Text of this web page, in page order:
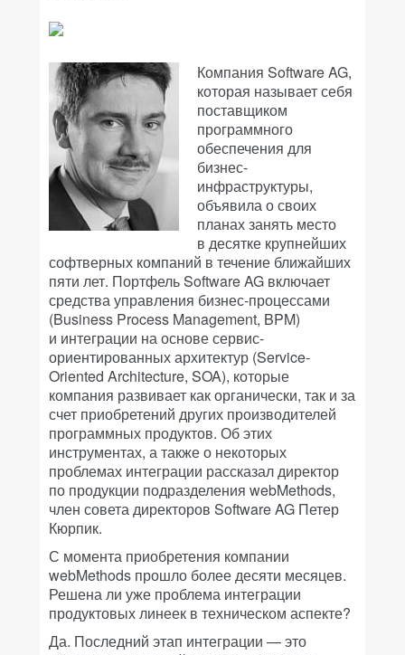
Компания Software AG,
которая называет себя
поставщиком
программного
обеспечения для
бизнес-
инфраструктуры,
объявила о своих
планах занять место
в десятке крупнейших
софтверных компаний в течение ближайших
пяти лет. Портфель Software AG включает
средства управления бизнес-процессами
(Business Process Management, BPM)
и интеграции на основе сервис-
ориентированных архитектур (Service-
Oriented Architecture, SOA), которые
компания развивает как органически, так и за
счет приобретений других производителей
программных продуктов. Об этих
инструментах, а также о некоторых
проблемах интеграции рассказал директор
по продукции подразделения webMethods,
член совета директоров Software AG Петер
Кюрпик.
С момента приобретения компании
webMethods прошло более десяти месяцев.
Решена ли уже проблема интеграции
продуктовых линеек в техническом аспекте?
Да. Последний этап интеграции — это